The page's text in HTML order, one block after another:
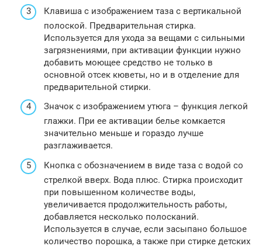
Клавиша с изображением таза с вертикальной
полоской. Предварительная стирка.
Используется для ухода за вещами с сильными
загрязнениями, при активации функции нужно
добавить моющее средство не только в
основной отсек кюветы, но и в отделение для
предварительной стирки.
Значок с изображением утюга – функция легкой
глажки. При ее активации белье комкается
значительно меньше и гораздо лучше
разглаживается.
Кнопка с обозначением в виде таза с водой со
стрелкой вверх. Вода плюс. Стирка происходит
при повышенном количестве воды,
увеличивается продолжительность работы,
добавляется несколько полосканий.
Используется в случае, если засыпано большое
количество порошка, а также при стирке детских